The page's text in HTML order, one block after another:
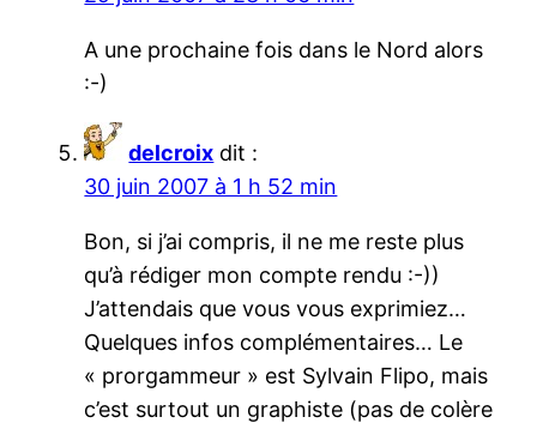
A une prochaine fois dans le Nord alors
:-)
delcroix dit :
30 juin 2007 à 1 h 52 min
Bon, si j’ai compris, il ne me reste plus
qu’à rédiger mon compte rendu :-))
J’attendais que vous vous exprimiez…
Quelques infos complémentaires… Le
« prorgammeur » est Sylvain Flipo, mais
c’est surtout un graphiste (pas de colère